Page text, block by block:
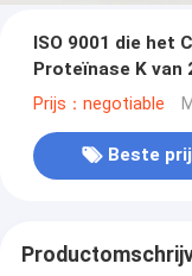
ISO 9001 die het
Proteïnase K van
Prijs：negotiable
Beste